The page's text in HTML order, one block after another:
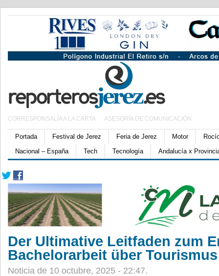
CORRESPONSALÍA A LA CARTA ASESORÍA DE COMUNICACIÓN
Portada Festival de Jerez Feria de Jerez Motor
Nacional – España
Tech Tecnología Andalucía x
Der Ultimative Leitfaden zum
Bachelorarbeit über Tourismus
Noticia de 10 octubre, 2025 - 22:47.